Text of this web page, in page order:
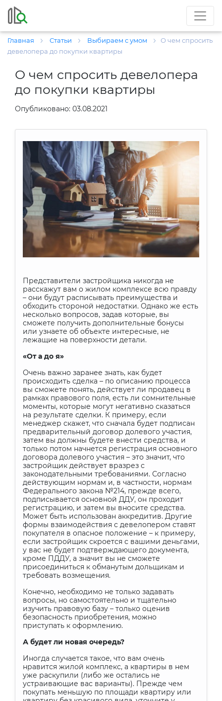
Главная Статьи Выбираем с умом
О чем спросить
девелопера до покупки квартиры
О чем спросить девелопера
до покупки квартиры
Опубликовано: 03.08.2021
Представители застройщика никогда не
расскажут вам о жилом комплексе всю правду
– они будут расписывать преимущества и
обходить стороной недостатки. Однако же есть
несколько вопросов, задав которые, вы
сможете получить дополнительные бонусы
или узнаете об объекте интересные, не
лежащие на поверхности детали.
«От а до я»
Очень важно заранее знать, как будет
происходить сделка – по описанию процесса
вы сможете понять, действует ли продавец в
рамках правового поля, есть ли сомнительные
моменты, которые могут негативно сказаться
на результате сделки. К примеру, если
менеджер скажет, что сначала будет подписан
предварительный договор долевого участия,
затем вы должны будете внести средства, и
только потом начнется регистрация основного
договора долевого участия – это значит, что
застройщик действует вразрез с
законодательными требованиями. Согласно
действующим нормам и, в частности, нормам
Федерального закона №214, прежде всего,
подписывается основной ДДУ, он проходит
регистрацию, и затем вы вносите средства.
Может быть использован аккредитив. Другие
формы взаимодействия с девелопером ставят
покупателя в опасное положение – к примеру,
если застройщик скроется с вашими деньгами,
у вас не будет подтверждающего документа,
кроме ПДДУ, а значит вы не сможете
присоединиться к обманутым дольщикам и
требовать возмещения.
Конечно, необходимо не только задавать
вопросы, но самостоятельно и тщательно
изучить правовую базу – только оценив
безопасность приобретения, можно
приступать к оформлению.
А будет ли новая очередь?
Иногда случается такое, что вам очень
нравится жилой комплекс, а квартиры в нем
уже раскупили (либо же остались не
устраивающие вас варианты). Прежде чем
покупать меньшую по площади квартиру или